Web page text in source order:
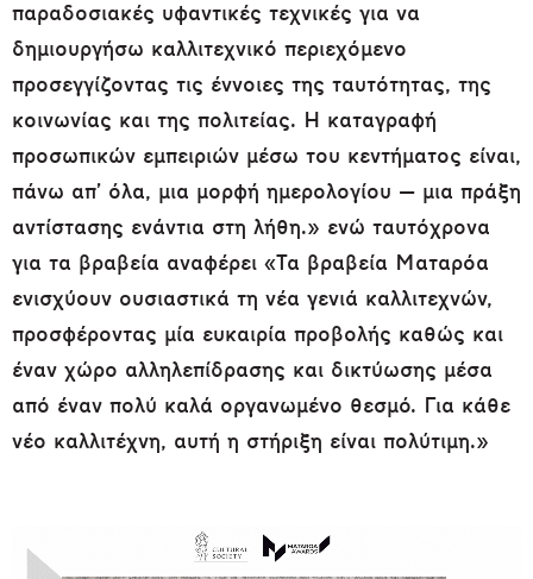
παραδοσιακές υφαντικές τεχνικές για να
δημιουργήσω καλλιτεχνικό περιεχόμενο
προσεγγίζοντας τις έννοιες της ταυτότητας, της
κοινωνίας και της πολιτείας. Η καταγραφή
προσωπικών εμπειριών μέσω του κεντήματος είναι,
πάνω απ’ όλα, μια μορφή ημερολογίου — μια πράξη
αντίστασης ενάντια στη λήθη.» ενώ ταυτόχρονα
για τα βραβεία αναφέρει «Τα βραβεία Ματαρόα
ενισχύουν ουσιαστικά τη νέα γενιά καλλιτεχνών,
προσφέροντας μία ευκαιρία προβολής καθώς και
έναν χώρο αλληλεπίδρασης και δικτύωσης μέσα
από έναν πολύ καλά οργανωμένο θεσμό. Για κάθε
νέο καλλιτέχνη, αυτή η στήριξη είναι πολύτιμη.»